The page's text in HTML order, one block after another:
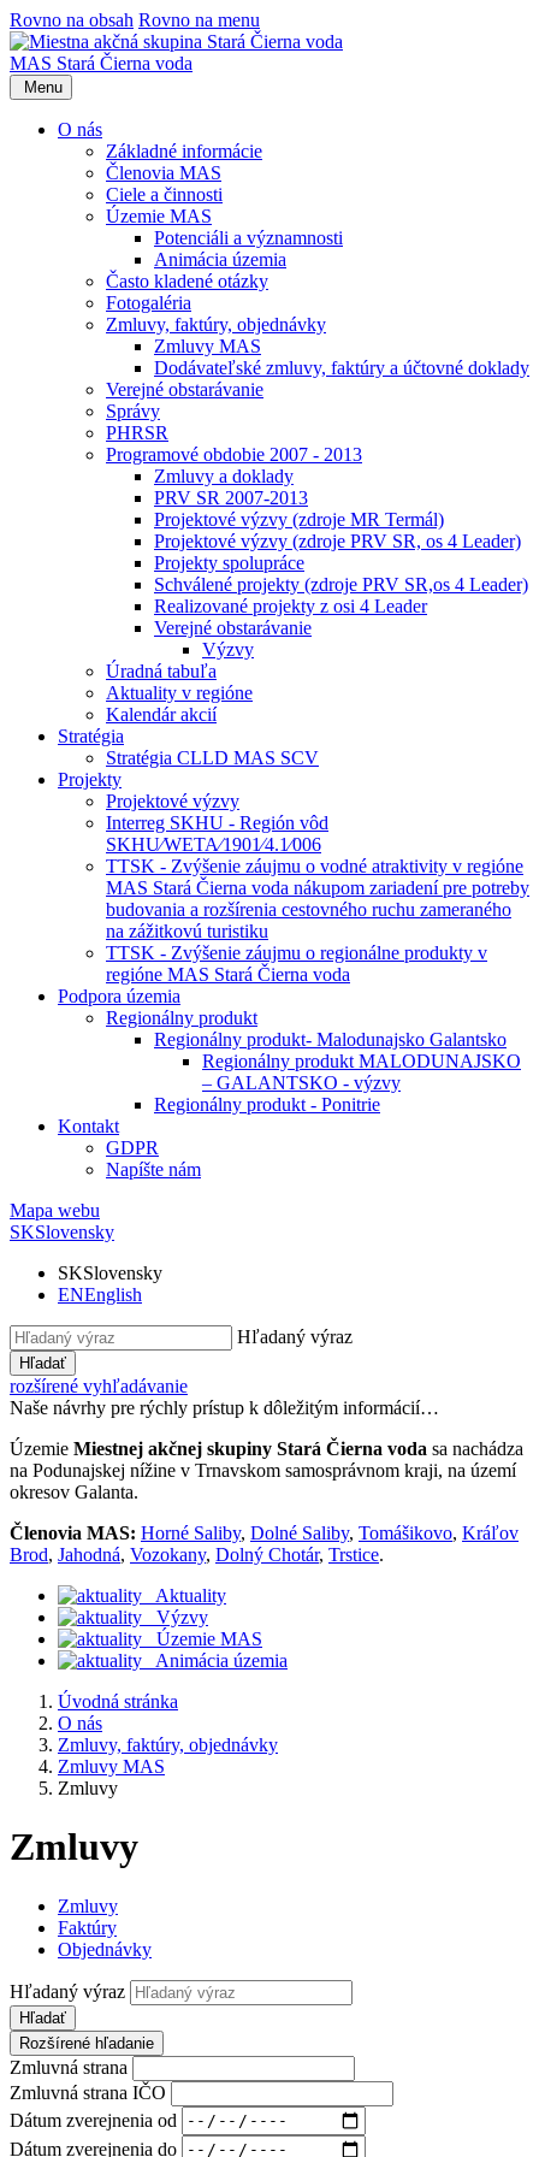
Rovno na obsah Rovno na menu
MAS Stará Čierna voda
Menu
O nás
Základné informácie
Členovia MAS
Ciele a činnosti
Územie MAS
Potenciáli a významnosti
Animácia územia
Často kladené otázky
Fotogaléria
Zmluvy, faktúry, objednávky
Zmluvy MAS
Dodávateľské zmluvy, faktúry a účtovné doklady
Verejné obstarávanie
Správy
PHRSR
Programové obdobie 2007 - 2013
Zmluvy a doklady
PRV SR 2007-2013
Projektové výzvy (zdroje MR Termál)
Projektové výzvy (zdroje PRV SR, os 4 Leader)
Projekty spolupráce
Schválené projekty (zdroje PRV SR,os 4 Leader)
Realizované projekty z osi 4 Leader
Verejné obstarávanie
Výzvy
Úradná tabuľa
Aktuality v regióne
Kalendár akcií
Stratégia
Stratégia CLLD MAS SCV
Projekty
Projektové výzvy
Interreg SKHU - Región vôd
SKHU⁄WETA⁄1901⁄4.1⁄006
TTSK - Zvýšenie záujmu o vodné atraktivity v regióne
MAS Stará Čierna voda nákupom zariadení pre potreby
budovania a rozšírenia cestovného ruchu zameraného
na zážitkovú turistiku
TTSK - Zvýšenie záujmu o regionálne produkty v
regióne MAS Stará Čierna voda
Podpora územia
Regionálny produkt
Regionálny produkt- Malodunajsko Galantsko
Regionálny produkt MALODUNAJSKO
– GALANTSKO - výzvy
Regionálny produkt - Ponitrie
Kontakt
GDPR
Napíšte nám
Mapa webu
SKSlovensky
SKSlovensky
ENEnglish
Hľadaný výraz
Hľadať
rozšírené vyhľadávanie
Naše návrhy pre rýchly prístup k dôležitým informácií…
Územie Miestnej akčnej skupiny Stará Čierna voda sa nachádza
na Podunajskej nížine v Trnavskom samosprávnom kraji, na území
okresov Galanta.
Členovia MAS: Horné Saliby, Dolné Saliby, Tomášikovo, Kráľov
Brod, Jahodná, Vozokany, Dolný Chotár, Trstice.
Aktuality
Výzvy
Územie MAS
Animácia územia
Úvodná stránka
O nás
Zmluvy, faktúry, objednávky
Zmluvy MAS
Zmluvy
Zmluvy
Zmluvy
Faktúry
Objednávky
Hľadaný výraz
Hľadať
Rozšírené hľadanie
Zmluvná strana
Zmluvná strana IČO
Dátum zverejnenia od
Dátum zverejnenia do